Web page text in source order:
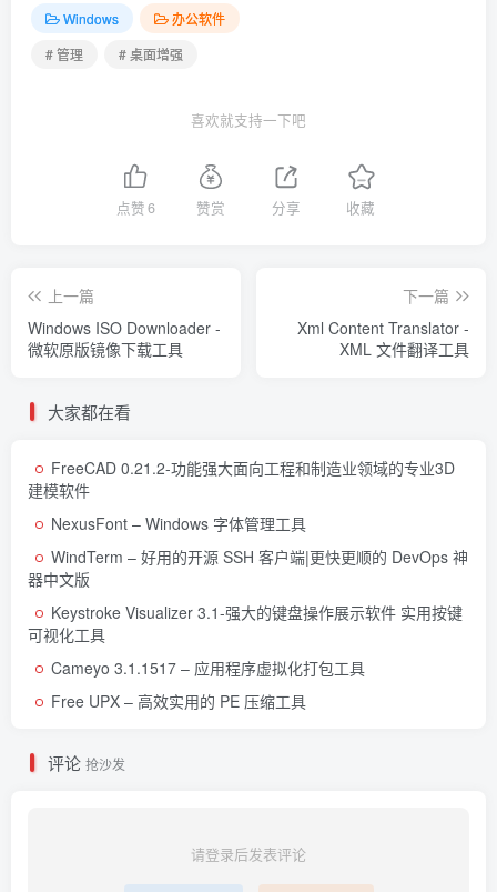
Windows
办公软件
# 管理
# 桌面增强
喜欢就支持一下吧
点赞6 赞赏 分享 收藏
上一篇
Windows ISO Downloader -
微软原版镜像下载工具
下一篇
Xml Content Translator -
XML 文件翻译工具
大家都在看
FreeCAD 0.21.2-功能强大面向工程和制造业领域的专业3D
建模软件
NexusFont – Windows 字体管理工具
WindTerm – 好用的开源 SSH 客户端|更快更顺的 DevOps 神
器中文版
Keystroke Visualizer 3.1-强大的键盘操作展示软件 实用按键
可视化工具
Cameyo 3.1.1517 – 应用程序虚拟化打包工具
Free UPX – 高效实用的 PE 压缩工具
评论 抢沙发
请登录后发表评论